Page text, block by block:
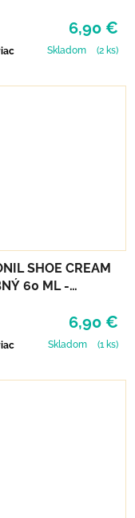
6,90 €
Skladom (2 ks)
SHOE CREAM
60 ML -
6,90 €
Skladom (1 ks)